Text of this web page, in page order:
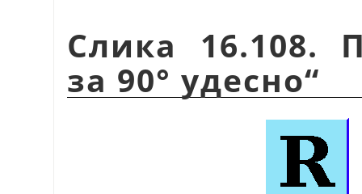
Слика 16.108.
за 90° удесно“